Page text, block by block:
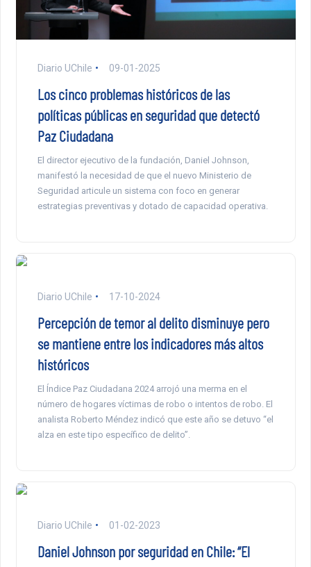
Diario UChile 09-01-2025
Los cinco problemas históricos de las
políticas públicas en seguridad que detectó
Paz Ciudadana
El director ejecutivo de la fundación, Daniel Johnson,
manifestó la necesidad de que el nuevo Ministerio de
Seguridad articule un sistema con foco en generar
estrategias preventivas y dotado de capacidad operativa.
Diario UChile 17-10-2024
Percepción de temor al delito disminuye pero
se mantiene entre los indicadores más altos
históricos
El Índice Paz Ciudadana 2024 arrojó una merma en el
número de hogares víctimas de robo o intentos de robo. El
analista Roberto Méndez indicó que este año se detuvo “el
alza en este tipo específico de delito”.
Diario UChile 01-02-2023
Daniel Johnson por seguridad en Chile: “El